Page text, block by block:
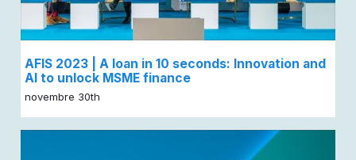
AFIS 2023 | A loan in 10 seconds: Innovation and
AI to unlock MSME finance
novembre 30th